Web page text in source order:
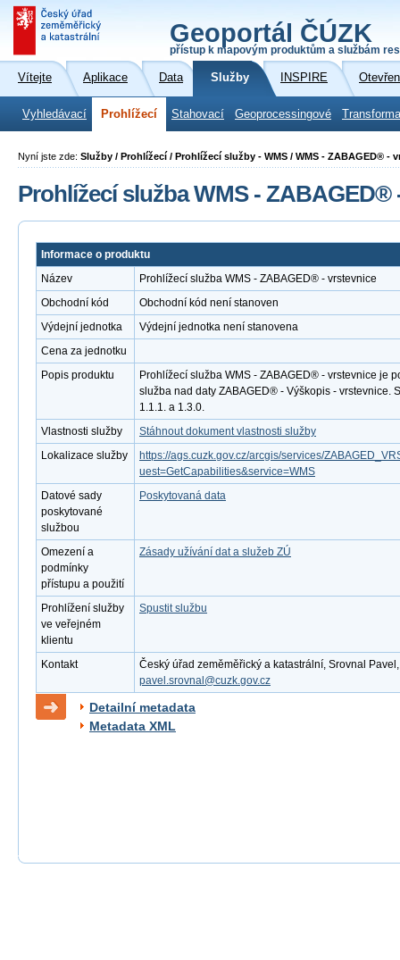
Geoportál ČÚZK
přístup k mapovým produktům a službám
Vítejte Aplikace Data Služby INSPIRE
Vyhledávací Prohlížecí Stahovací Geoprocessingové
Nyní jste zde: Služby / Prohlížecí / Prohlížecí služby - WMS / WMS - ZABAGED® -
Prohlížecí služba WMS - ZABAGED®
Informace o produktu
Název
Prohlížecí služba WMS - ZABAGED® - vrstevnice
Obchodní kód
Obchodní kód není stanoven
Výdejní jednotka
Výdejní jednotka není stanovena
Cena za jednotku
Popis produktu
Prohlížecí služba WMS - ZABAGED® - vrstevnice je
služba nad daty ZABAGED® - Výškopis - vrstevnice.
1.1.1. a 1.3.0.
Vlastnosti služby
Stáhnout dokument vlastnosti služby
Lokalizace služby
https://ags.cuzk.gov.cz/arcgis/services/
uest=GetCapabilities&service=WMS
Datové sady
poskytované
službou
Poskytovaná data
Omezení a
podmínky
přístupu a použití
Zásady užívání dat a služeb ZÚ
Prohlížení služby
ve veřejném
klientu
Spustit službu
Kontakt
Český úřad zeměměřický a katastrální, Srovnal
pavel.srovnal@cuzk.gov.cz
Detailní metadata
Metadata XML